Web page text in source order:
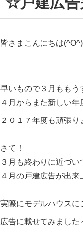
皆さまこんにちは(^O^)
早いもので３月ももう
４月からまた新しい年
２０１７年度も頑張り
さて！
３月も終わりに近づい
４月の戸建広告が出
実際にモデルハウスに
広告に載せてみました